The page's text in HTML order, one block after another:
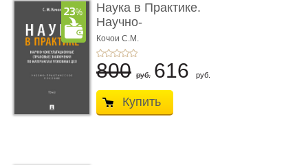
Наука в Практике.
Научно-
консультационные (пра
...
Кочои С.М.
800 руб. 616 руб.
Купить